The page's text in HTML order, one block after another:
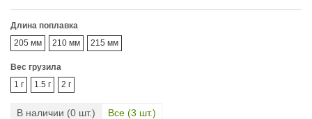
Длина поплавка
205 мм
210 мм 215 мм
Вес грузила
1 г
1.5 г 2 г
В наличии (0 шт.) Все (3 шт.)